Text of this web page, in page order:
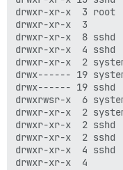
drwxr-xr-x  3
drwxr-xr-x  3
drwxr-xr-x  8
drwxr-xr-x  4
drwxr-xr-x  2
drwx------ 19
drwx------ 19
drwxrwsr-x  6
drwxr-xr-x  2
drwxr-xr-x  2
drwxr-xr-x  2
drwxr-xr-x  4
drwxr-xr-x  4